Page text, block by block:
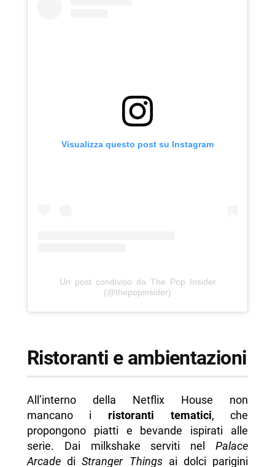
Visualizza questo post su Instagram
Un post condiviso da The Pop Insider
(@thepopinsider)
Ristoranti e ambientazioni
All’interno della Netflix House non
mancano i ristoranti tematici, che
propongono piatti e bevande ispirati alle
serie. Dai milkshake serviti nelPalace
ArcadediStranger Thingsai dolci parigini